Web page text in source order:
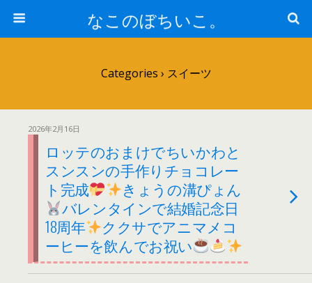
なこのぼちいこ。
Categories › スイーツ
2026年2月16日
ロッテのおまけでちいかわと
スンスンの手作りチョコレー
ト完成
きょうの溝ぴょん
バレンタインで結婚記念日
18周年
ククサでアニマメコ
ーヒーを飲んでお祝い